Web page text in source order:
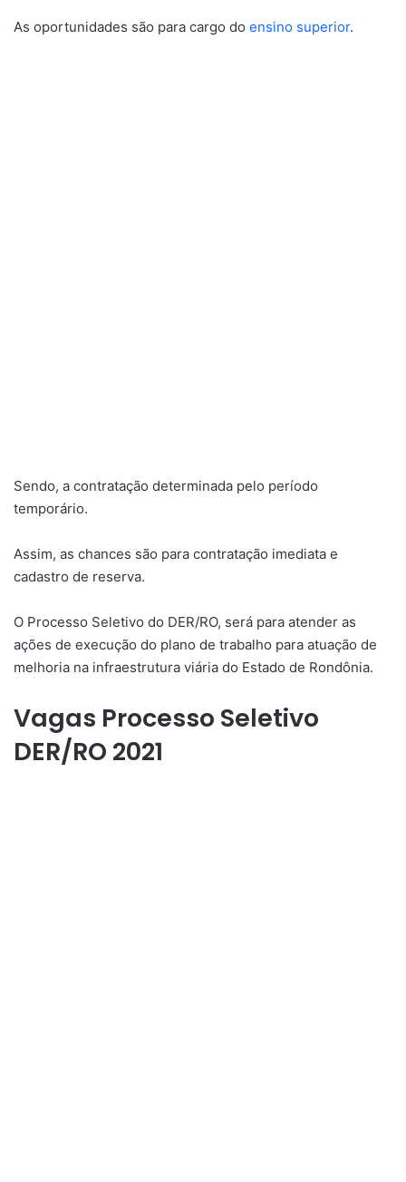
As oportunidades são para cargo do ensino superior.
Sendo, a contratação determinada pelo período
temporário.
Assim, as chances são para contratação imediata e
cadastro de reserva.
O Processo Seletivo do DER/RO, será para atender as
ações de execução do plano de trabalho para atuação de
melhoria na infraestrutura viária do Estado de Rondônia.
Vagas Processo Seletivo
DER/RO 2021